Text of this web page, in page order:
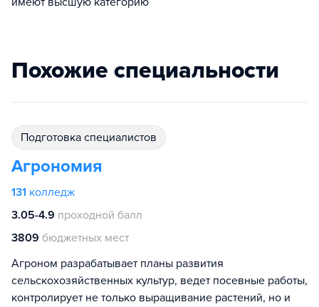
Похожие специальности
подготовка специалистов
Агрономия
131 колледж
3.05-4.9 проходной балл
3809 бюджетных мест
Агроном разрабатывает планы развития
сельскохозяйственных культур, ведет посевные работы,
контролирует не только выращивание растений, но и